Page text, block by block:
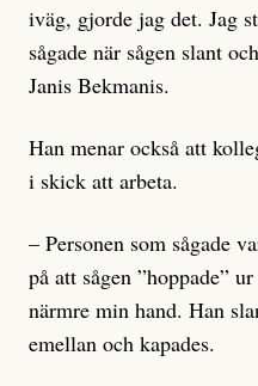
iväg, gjorde jag det. Jag
sågade när sågen slant
Janis Bekmanis.
Han menar också att
i skick att arbeta.
– Personen som sågade
på att sågen ”hoppade”
närmre min hand. Han
emellan och kapades.